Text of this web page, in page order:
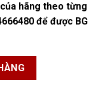
hãng theo từng
để được BG
số lượng